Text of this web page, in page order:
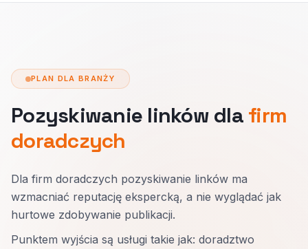
PLAN DLA BRANŻY
Pozyskiwanie linków dla firm
doradczych
Dla firm doradczych pozyskiwanie linków ma
wzmacniać reputację ekspercką, a nie wyglądać jak
hurtowe zdobywanie publikacji.
Punktem wyjścia są usługi takie jak: doradztwo